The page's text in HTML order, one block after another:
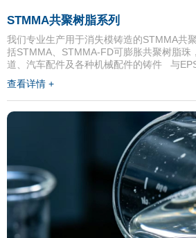
STMMA共聚树脂系列
我们专业生产用于消失模铸造的STMMA共
括STMMA、STMMA-FD可膨胀共聚树脂珠
道、汽车配件及各种机械配件的铸件 与EPS
查看详情 +